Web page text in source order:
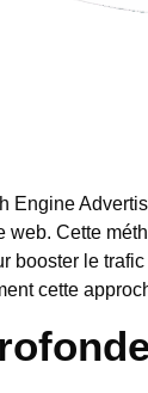
Engine
web. Cette
booster le
cette